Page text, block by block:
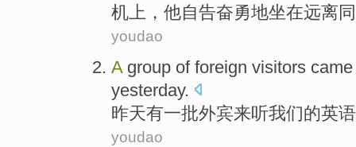
机 上 ， 他自告奋勇地坐在远离
youdao
A group of foreign visitors came
yesterday.
昨天有一批外宾来听我们的英语
youdao